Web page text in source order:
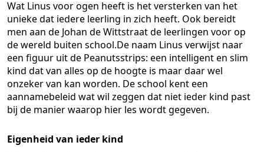
Wat Linus voor ogen heeft is het versterken van het
unieke dat iedere leerling in zich heeft. Ook bereidt
men aan de Johan de Wittstraat de leerlingen voor op
de wereld buiten school.De naam Linus verwijst naar
een figuur uit de Peanutsstrips: een intelligent en slim
kind dat van alles op de hoogte is maar daar wel
onzeker van kan worden. De school kent een
aannamebeleid wat wil zeggen dat niet ieder kind past
bij de manier waarop hier les wordt gegeven.
Eigenheid van ieder kind